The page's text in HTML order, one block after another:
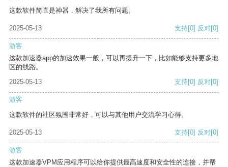
这款软件简直是神器，解决了我所有问题。
2025-05-13 支持[0] 反对[0]
游客
这款加速器app的加速效果一般，可以再提升一下，比如能够支持更多地
区的线路。
2025-05-13
支持[0] 反对[0]
游客
这款软件的社区氛围非常好，可以与其他用户交流学习心得。
2025-05-13 支持[0] 反对[0]
游客
这款加速器VPM应用程序可以给你提供最高速度和安全性的连接，并帮